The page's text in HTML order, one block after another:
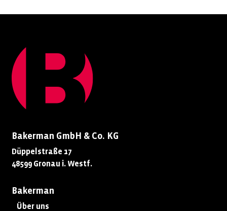
Bakerman GmbH & Co. KG
Düppelstraße 17
48599 Gronau i. Westf.
Bakerman
Über uns